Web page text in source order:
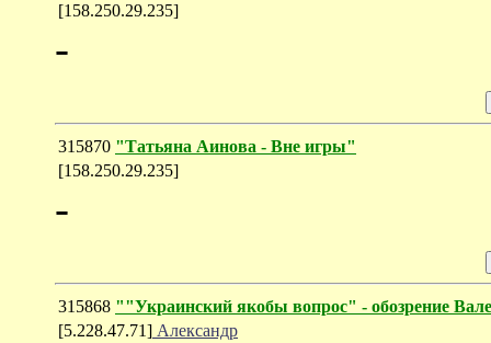
[158.250.29.235]
-
315870 "Татьяна Аинова - Вне игры"
[158.250.29.235]
-
315868 ""Украинский якобы вопрос" - обозрение
[5.228.47.71] Александр